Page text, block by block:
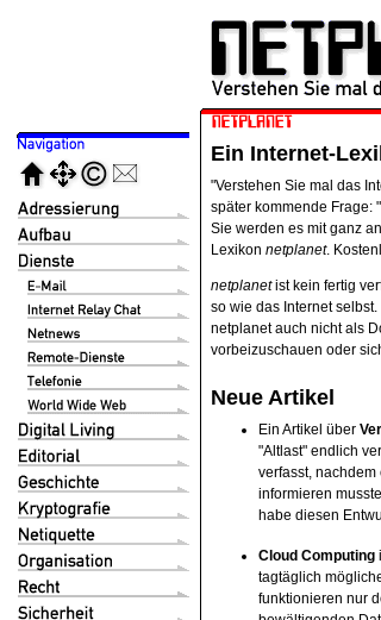
Ein Internet-
"Verstehen Sie mal das
später kommende Frage:
Sie werden es mit ganz
Lexikon netplanet.
netplanetist kein fertig
so wie das Internet
netplanet auch nicht als
vorbeizuschauen oder
Neue Artikel
Ein Artikel über
"Altlast" endlich
verfasst,
informieren
habe diesen
Cloud Computing
tagtäglich
funktionieren nur